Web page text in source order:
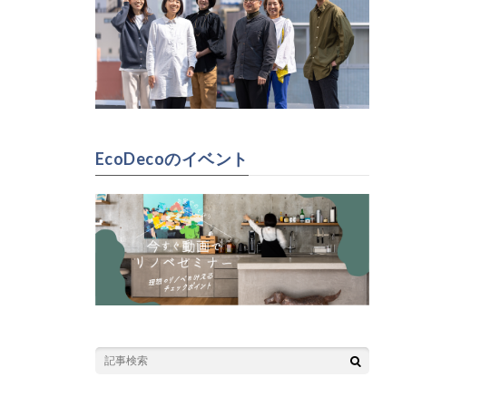
EcoDecoのイベント